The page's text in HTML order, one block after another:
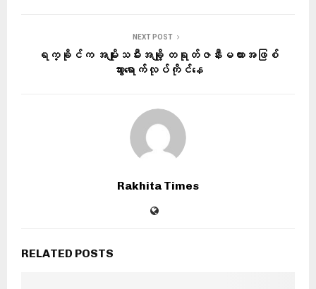
NEXT POST
ရက္ခိုင်က အမျိုးသမီးအချို့ တရုတ်ဇနီးမယားအဖြစ်
သွားရောက်လုပ်ကိုင်နေ
Rakhita Times
RELATED POSTS